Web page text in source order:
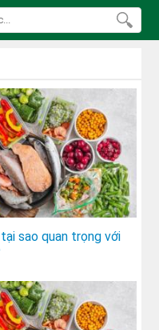
sao quan trọng với